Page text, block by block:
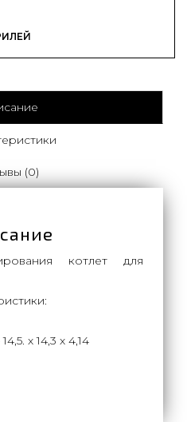
(0)
котлет для
х 14,3 х 4,14